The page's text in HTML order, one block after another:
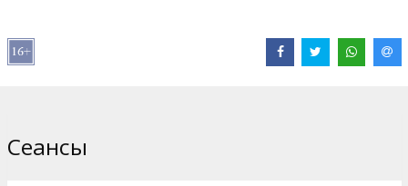
Сайты:
Официальный сайт
Сеансы